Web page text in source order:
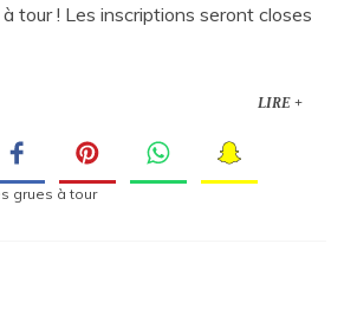
tour ! Les inscriptions seront closes
LIRE +
grues à tour